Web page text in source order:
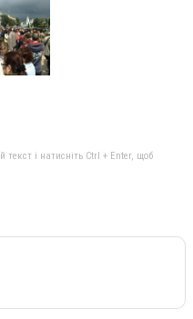
текст і натисніть Ctrl + Enter, щоб